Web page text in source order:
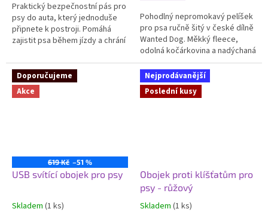
5
hvězdiček.
Praktický bezpečnostní pás pro
psy do auta, který jednoduše
připnete k postroji. Pomáhá
zajistit psa během jízdy a chrání
Pohodlný nepromokavý pelíšek
pro psa ručně šitý v české dílně
Wanted Dog. Měkký fleece,
odolná kočárkovina a nadýchaná
výplň z dutého vlákna vytváří
ideální pelech pro...
Doporučujeme
Akce
619 Kč –51 %
USB svítící obojek pro psy
Průměrné
Skladem (1 ks)
Nejprodávanější
Poslední kusy
Obojek proti klíšťatům pro
psy - růžový
Průměrné
Skladem (1 ks)